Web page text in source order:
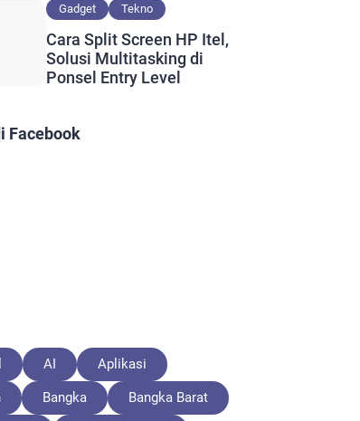
Lebih Maksimal
Gadget Tekno
Cara Split Screen HP Itel,
Solusi Multitasking di
Ponsel Entry Level
Facebook
AI Aplikasi
Bangka Bangka Barat